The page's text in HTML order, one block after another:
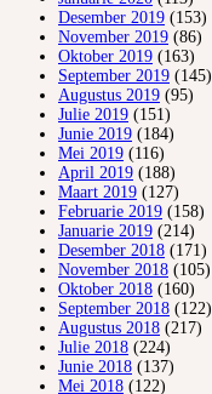
Desember 2019 (153)
November 2019 (86)
Oktober 2019 (163)
September 2019 (145)
Augustus 2019 (95)
Julie 2019 (151)
Junie 2019 (184)
Mei 2019 (116)
April 2019 (188)
Maart 2019 (127)
Februarie 2019 (158)
Januarie 2019 (214)
Desember 2018 (171)
November 2018 (105)
Oktober 2018 (160)
September 2018 (122)
Augustus 2018 (217)
Julie 2018 (224)
Junie 2018 (137)
Mei 2018 (122)